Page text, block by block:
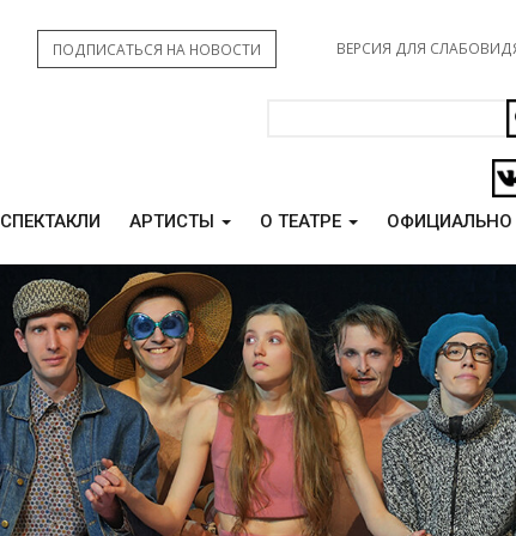
ВЕРСИЯ ДЛЯ
ПОДПИСАТЬСЯ НА НОВОСТИ
СПЕКТАКЛИ АРТИСТЫ О ТЕАТРЕ ОФИЦИАЛЬНО